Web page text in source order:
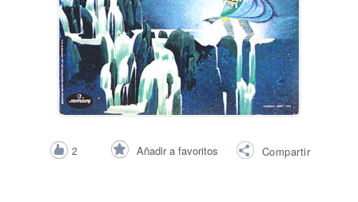
2 Añadir a favoritos Compartir